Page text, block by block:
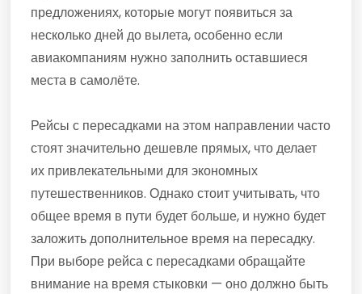
предложениях, которые могут появиться за
несколько дней до вылета, особенно если
авиакомпаниям нужно заполнить оставшиеся
места в самолёте.
Рейсы с пересадками на этом направлении часто
стоят значительно дешевле прямых, что делает
их привлекательными для экономных
путешественников. Однако стоит учитывать, что
общее время в пути будет больше, и нужно будет
заложить дополнительное время на пересадку.
При выборе рейса с пересадками обращайте
внимание на время стыковки — оно должно быть